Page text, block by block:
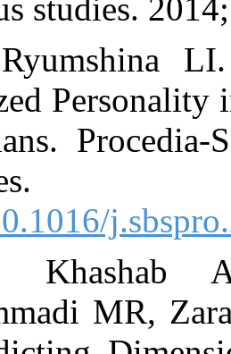
religious
5. 5.
actualized
Politicians.
[DOI:10.1016/
6. 6.
Mohammadi